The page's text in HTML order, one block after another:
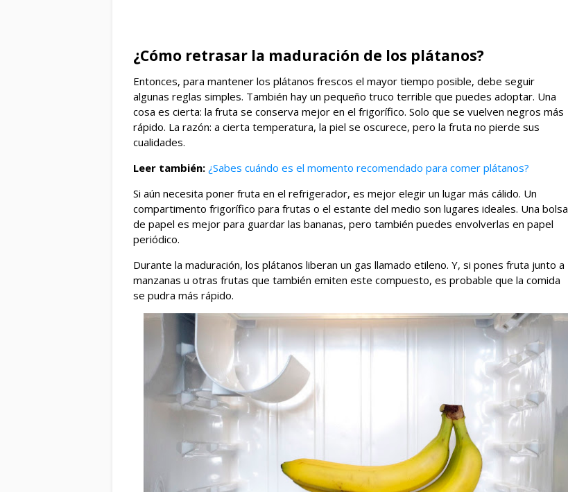
¿Cómo retrasar la maduración de los plátanos?
Entonces, para mantener los plátanos frescos el mayor tiempo posible, debe seguir
algunas reglas simples. También hay un pequeño truco terrible que puedes adoptar. Una
cosa es cierta: la fruta se conserva mejor en el frigorífico. Solo que se vuelven negros más
rápido. La razón: a cierta temperatura, la piel se oscurece, pero la fruta no pierde sus
cualidades.
Leer también: ¿Sabes cuándo es el momento recomendado para comer plátanos?
Si aún necesita poner fruta en el refrigerador, es mejor elegir un lugar más cálido. Un
compartimento frigorífico para frutas o el estante del medio son lugares ideales. Una bolsa
de papel es mejor para guardar las bananas, pero también puedes envolverlas en papel
periódico.
Durante la maduración, los plátanos liberan un gas llamado etileno. Y, si pones fruta junto a
manzanas u otras frutas que también emiten este compuesto, es probable que la comida
se pudra más rápido.